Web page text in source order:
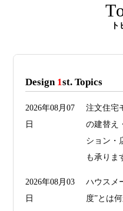
Design 1st. Topics
2026年08月07
日
注文住宅
の建替え
ション・
も承りま
2026年08月03
日
ハウスメ
度”とは